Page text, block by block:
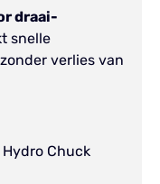
draai-
snelle
verlies van
Chuck